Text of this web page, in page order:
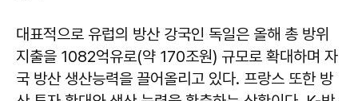
대표적으로 유럽의 방산 강국인 독일은 올해 총 방위
지출을 1082억유로(약 170조원) 규모로 확대하며 자
국 방산 생산능력을 끌어올리고 있다. 프랑스 또한 방